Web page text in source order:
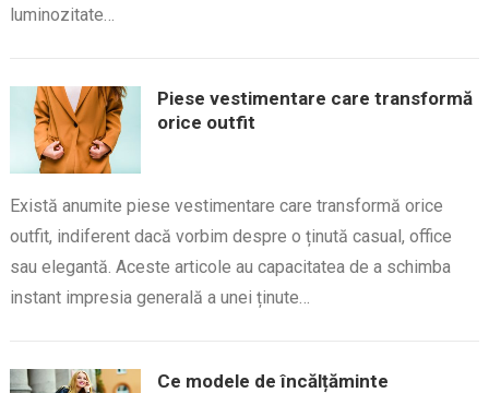
luminozitate…
Piese vestimentare care transformă
orice outfit
Există anumite piese vestimentare care transformă orice
outfit, indiferent dacă vorbim despre o ținută casual, office
sau elegantă. Aceste articole au capacitatea de a schimba
instant impresia generală a unei ținute…
Ce modele de încălțăminte